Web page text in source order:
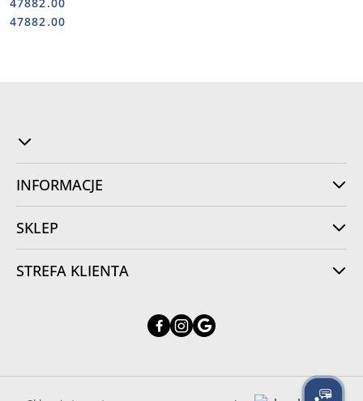
Cena:
Cena:
47882.00
INFORMACJE
SKLEP
STREFA KLIENTA